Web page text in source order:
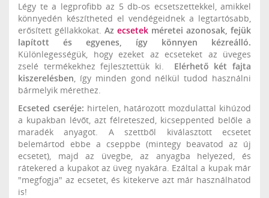
Légy te a legprofibb az 5 db-os ecsetszettekkel, amikkel
könnyedén készítheted el vendégeidnek a legtartósabb,
erősített géllakkokat. Az ecsetek méretei azonosak, fejük
lapított és egyenes, így könnyen kézreálló.
Különlegességük, hogy ezeket az ecseteket az üveges
zselé termékekhez fejlesztettük ki. Elérhető két fajta
kiszerelésben, így minden gond nélkül tudod használni
bármelyik mérethez.
Ecseted cseréje: hirtelen, határozott mozdulattal kihúzod
a kupakban lévőt, azt félreteszed, kicseppented belőle a
maradék anyagot. A szettből kiválasztott ecsetet
belemártod ebbe a cseppbe (mintegy beavatod az új
ecsetet), majd az üvegbe, az anyagba helyezed, és
rátekered a kupakot az üveg nyakára. Ezáltal a kupak már
"megfogja" az ecsetet, és kitekerve azt már használhatod
is!